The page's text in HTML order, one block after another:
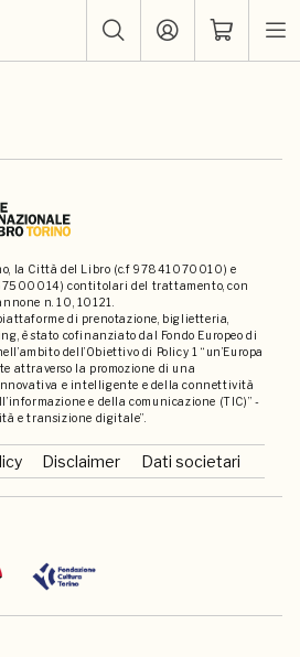
la Città del Libro (c.f 97841070010) e
contitolari del trattamento, con
n. 10, 10121.
di prenotazione, biglietteria,
è stato cofinanziato dal Fondo Europeo di
dell’Obiettivo di Policy 1 “un’Europa
attraverso la promozione di una
e intelligente e della connettività
e della comunicazione (TIC)” -
e transizione digitale”.
Disclaimer Dati societari